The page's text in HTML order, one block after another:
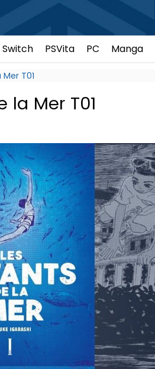
Switch PSVita PC Manga
T01
la Mer T01